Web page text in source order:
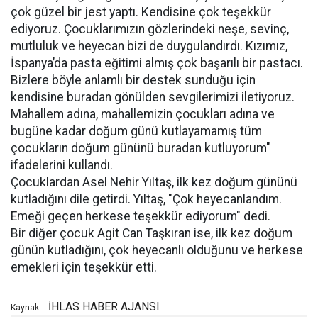
çok güzel bir jest yaptı. Kendisine çok teşekkür
ediyoruz. Çocuklarımızın gözlerindeki neşe, sevinç,
mutluluk ve heyecan bizi de duygulandırdı. Kızımız,
İspanya’da pasta eğitimi almış çok başarılı bir pastacı.
Bizlere böyle anlamlı bir destek sunduğu için
kendisine buradan gönülden sevgilerimizi iletiyoruz.
Mahallem adına, mahallemizin çocukları adına ve
bugüne kadar doğum günü kutlayamamış tüm
çocukların doğum gününü buradan kutluyorum"
ifadelerini kullandı.
Çocuklardan Asel Nehir Yıltaş, ilk kez doğum gününü
kutladığını dile getirdi. Yıltaş, "Çok heyecanlandım.
Emeği geçen herkese teşekkür ediyorum" dedi.
Bir diğer çocuk Agit Can Taşkıran ise, ilk kez doğum
günün kutladığını, çok heyecanlı olduğunu ve herkese
emekleri için teşekkür etti.
Kaynak: İHLAS HABER AJANSI